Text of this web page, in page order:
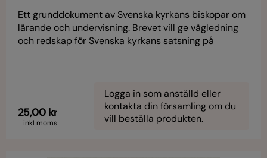
Ett grunddokument av Svenska kyrkans biskopar om
lärande och undervisning. Brevet vill ge vägledning
och redskap för Svenska kyrkans satsning på
25,00 kr
inkl moms
Logga in som anställd eller
kontakta din församling om du
vill beställa produkten.